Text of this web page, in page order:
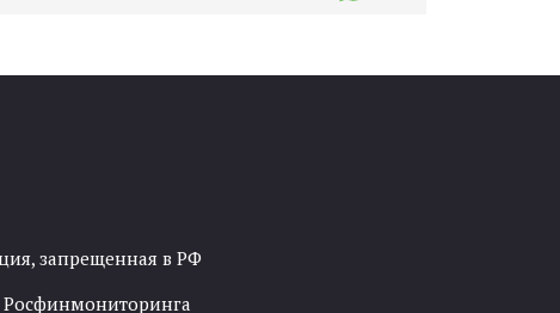
запрещенная в РФ
Росфинмониторинга